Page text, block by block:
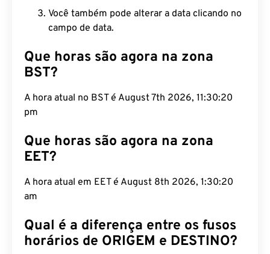
Você também pode alterar a data clicando no
campo de data.
Que horas são agora na zona
BST?
A hora atual no BST é August 7th 2026, 11:30:21
pm
Que horas são agora na zona
EET?
A hora atual em EET é August 8th 2026, 1:30:21
am
Qual é a diferença entre os fusos
horários de ORIGEM e DESTINO?